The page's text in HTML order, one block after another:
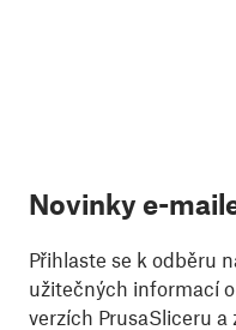
Novinky e-
Přihlaste se k odběru
užitečných informací
verzích PrusaSliceru